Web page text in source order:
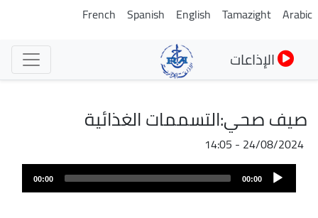
تجاوز
Arabic
Tamazight
English
Spanish
French
الإذاعات
صيف صحي:التسممات الغذائية
24/08/2024 - 14:05
Audio
Player
00:00
00:00